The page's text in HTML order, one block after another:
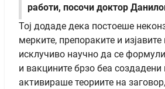
работи, посочи доктор
Тој додаде дека постоеше
мерките, препораките и
исклучиво научно да се
и вакцините брзо беа создадени
активираше теориите на